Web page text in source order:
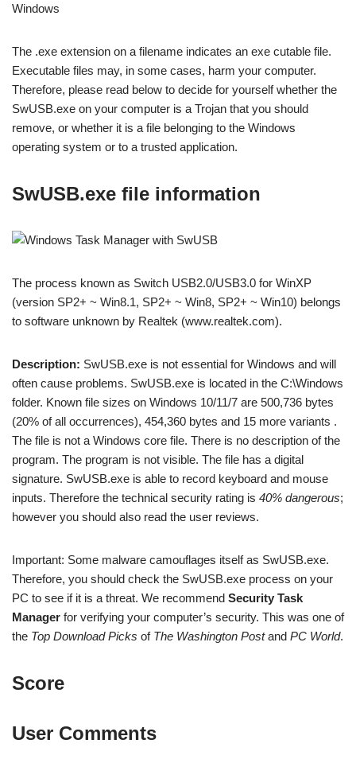
Windows
The .exe extension on a filename indicates an exe cutable file.
Executable files may, in some cases, harm your computer.
Therefore, please read below to decide for yourself whether the
SwUSB.exe on your computer is a Trojan that you should
remove, or whether it is a file belonging to the Windows
operating system or to a trusted application.
SwUSB.exe file information
The process known as Switch USB2.0/USB3.0 for WinXP
(version SP2+ ~ Win8.1, SP2+ ~ Win8, SP2+ ~ Win10) belongs
to software unknown by Realtek (www.realtek.com).
Description: SwUSB.exe is not essential for Windows and will
often cause problems. SwUSB.exe is located in the C:\Windows
folder. Known file sizes on Windows 10/11/7 are 500,736 bytes
(20% of all occurrences), 454,360 bytes and 15 more variants .
The file is not a Windows core file. There is no description of the
program. The program is not visible. The file has a digital
signature. SwUSB.exe is able to record keyboard and mouse
inputs. Therefore the technical security rating is 40% dangerous;
however you should also read the user reviews.
Important: Some malware camouflages itself as SwUSB.exe.
Therefore, you should check the SwUSB.exe process on your
PC to see if it is a threat. We recommend Security Task
Manager for verifying your computer’s security. This was one of
the Top Download Picks of The Washington Postand PC World.
Score
User Comments